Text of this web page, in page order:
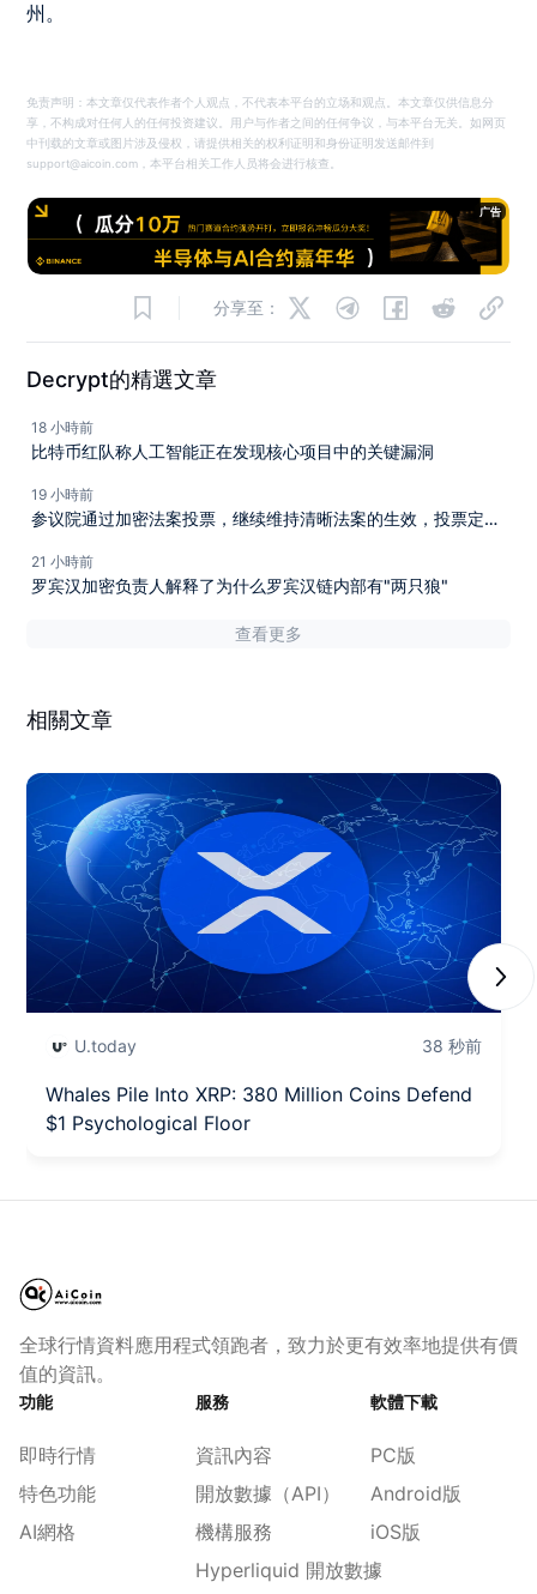
州。
免责声明：本文章仅代表作者个人观点，不代表本平台的立场和观点。本文章仅供信息分
享，不构成对任何人的任何投资建议。用户与作者之间的任何争议，与本平台无关。如网页
中刊载的文章或图片涉及侵权，请提供相关的权利证明和身份证明发送邮件到
support@aicoin.com，本平台相关工作人员将会进行核查。
广告
分享至：
Decrypt的精選文章
18 小時前
比特币红队称人工智能正在发现核心项目中的关键漏洞
19 小時前
参议院通过加密法案投票，继续维持清晰法案的生效，投票定于
21 小時前
罗宾汉加密负责人解释了为什么罗宾汉链内部有"两只狼"
查看更多
相關文章
U.today 38 秒前
Whales Pile Into XRP: 380 Million Coins Defend
$1 Psychological Floor
全球行情資料應用程式領跑者，致力於更有效率地提供有價
值的資訊。
功能
即時行情
特色功能
AI網格
服務
資訊內容
開放數據（API）
機構服務
Hyperliquid 開放數據
軟體下載
PC版
Android版
iOS版